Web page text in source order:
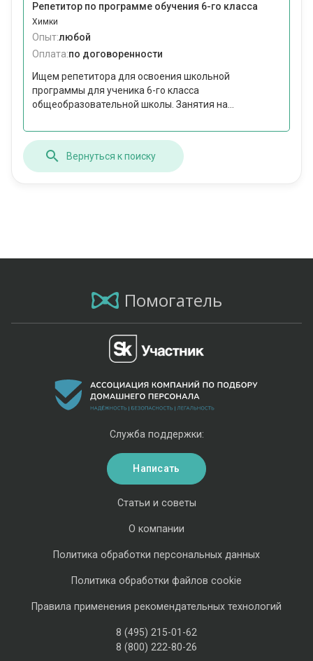
Репетитор по программе обучения 6-го класса
Химки
Опыт:любой
Оплата:по договоренности
Ищем репетитора для освоения школьной
программы для ученика 6-го класса
общеобразовательной школы. Занятия на...
Вернуться к поиску
Помогатель
Статьи и советы
О компании
Политика обработки персональных данных
Политика обработки файлов cookie
Правила применения рекомендательных технологий
8 (495) 215-01-62
8 (800) 222-80-26
Служба поддержки:
Написать